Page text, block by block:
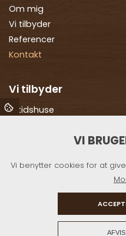
Om mig
Vi tilbyder
Referencer
Kontakt
Vi tilbyder
Fritidshuse
Skure og udhuse
VI
Vi benytter cookies for at